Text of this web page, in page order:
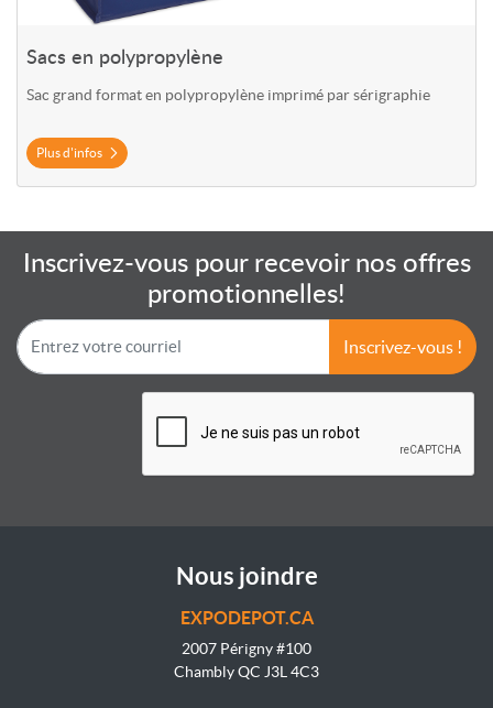
Sacs en polypropylène
Sac grand format en polypropylène imprimé par sérigraphie
Plus d'infos
Inscrivez-vous pour recevoir nos offres
promotionnelles!
Inscrivez-vous !
Nous joindre
EXPODEPOT.CA
2007 Périgny #100
Chambly QC J3L 4C3